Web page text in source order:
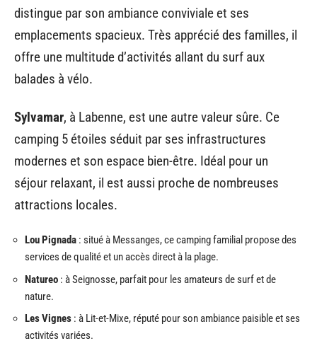
distingue par son ambiance conviviale et ses
emplacements spacieux. Très apprécié des familles, il
offre une multitude d’activités allant du surf aux
balades à vélo.
Sylvamar, à Labenne, est une autre valeur sûre. Ce
camping 5 étoiles séduit par ses infrastructures
modernes et son espace bien-être. Idéal pour un
séjour relaxant, il est aussi proche de nombreuses
attractions locales.
Lou Pignada : situé à Messanges, ce camping familial propose des
services de qualité et un accès direct à la plage.
Natureo : à Seignosse, parfait pour les amateurs de surf et de
nature.
Les Vignes : à Lit-et-Mixe, réputé pour son ambiance paisible et ses
activités variées.